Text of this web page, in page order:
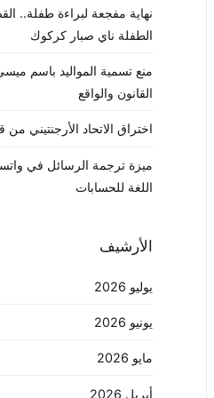
نهاية مفجعة لبراءة طفلة..
الطفلة ناي صبار كركوك
منع تسمية المواليد باسم
القانون والواقع
اختراق الاتحاد الأرجنتيني
ميزة ترجمة الرسائل في
اللغة للحسابات
الأرشيف
يوليو 2026
يونيو 2026
مايو 2026
أبريل 2026